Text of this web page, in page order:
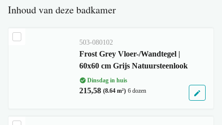
Inhoud van deze badkamer
503-080102
Frost Grey Vloer-/Wandtegel |
60x60 cm Grijs Natuursteenlook
Dinsdag in huis
215,58 (8.64 m²) 6 dozen